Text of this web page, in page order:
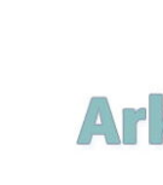
contenido